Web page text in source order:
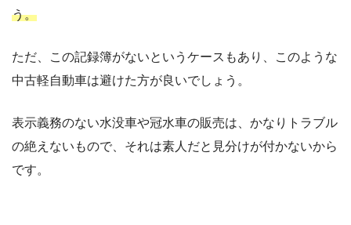
う。
ただ、この記録簿がないというケースもあり、このような
中古軽自動車は避けた方が良いでしょう。
表示義務のない水没車や冠水車の販売は、かなりトラブル
の絶えないもので、それは素人だと見分けが付かないから
です。